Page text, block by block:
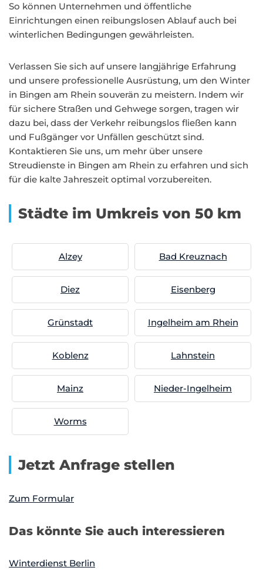
So können Unternehmen und öffentliche
Einrichtungen einen reibungslosen Ablauf auch bei
winterlichen Bedingungen gewährleisten.
Verlassen Sie sich auf unsere langjährige Erfahrung
und unsere professionelle Ausrüstung, um den Winter
in Bingen am Rhein souverän zu meistern. Indem wir
für sichere Straßen und Gehwege sorgen, tragen wir
dazu bei, dass der Verkehr reibungslos fließen kann
und Fußgänger vor Unfällen geschützt sind.
Kontaktieren Sie uns, um mehr über unsere
Streudienste in Bingen am Rhein zu erfahren und sich
für die kalte Jahreszeit optimal vorzubereiten.
Städte im Umkreis von 50 km
Alzey Bad Kreuznach
Diez Eisenberg
Grünstadt Ingelheim am Rhein
Koblenz Lahnstein
Mainz Nieder-Ingelheim
Worms
Jetzt Anfrage stellen
Zum Formular
Das könnte Sie auch interessieren
Winterdienst Berlin